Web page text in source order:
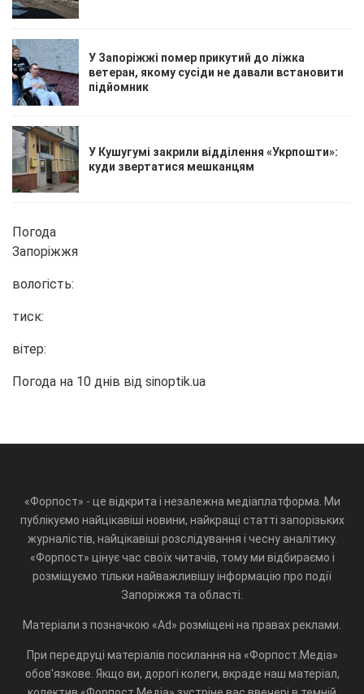
У Запоріжжі помер прикутий до ліжка
ветеран, якому сусіди не давали встановити
підйомник
У Кушугумі закрили відділення «Укрпошти»:
куди звертатися мешканцям
Погода
Запоріжжя
вологість:
тиск:
вітер:
Погода на 10 днів від sinoptik.ua
«Форпост» - це відкрита і незалежна медіаплатформа. Ми
публікуємо найцікавіші новини, найкращі статті запорізьких
журналістів, найцікавіші розслідування і чесну аналітику.
«Форпост» цінує час своїх читачів, тому ми відбираємо і
розміщуємо тільки найважливішу інформацію про події
Запоріжжя та області.
Матеріали з позначкою «Ad» розміщені на правах реклами.
При передруці матеріалів посилання на «Форпост.Медіа»
обов'язкове. Якщо ви, дорогі колеги, вкраде наш матеріал,